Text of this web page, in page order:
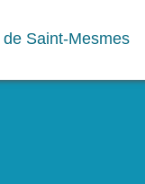
Saint-Mesmes